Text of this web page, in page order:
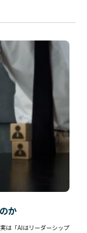
か
は「AIはリーダーシップ